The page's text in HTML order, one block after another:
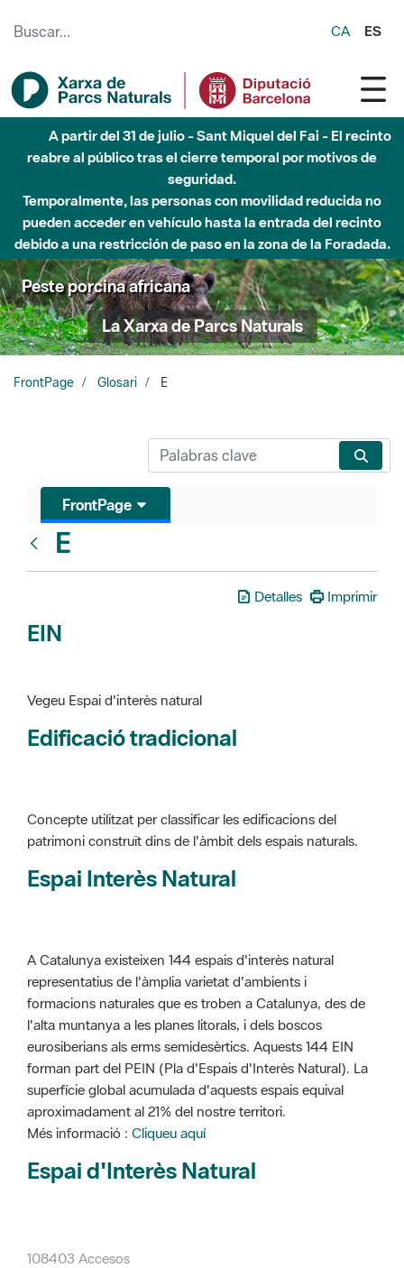
CA ES
A partir del 31 de julio - Sant Miquel del Fai - El recinto
reabre al público tras el cierre temporal por motivos de
seguridad.
Temporalmente, las personas con movilidad reducida no
pueden acceder en vehículo hasta la entrada del recinto
debido a una restricción de paso en la zona de la Foradada.
Peste porcina africana
La Xarxa de Parcs Naturals
FrontPage Glosari E
FrontPage
E
Detalles Imprimir
EIN
Vegeu Espai d'interès natural
Edificació tradicional
Concepte utilitzat per classificar les edificacions del
patrimoni construït dins de l'àmbit dels espais naturals.
Espai Interès Natural
A Catalunya existeixen 144 espais d'interès natural
representatius de l'àmplia varietat d'ambients i
formacions naturales que es troben a Catalunya, des de
l'alta muntanya a les planes litorals, i dels boscos
eurosiberians als erms semidesèrtics. Aquests 144 EIN
forman part del PEIN (Pla d'Espais d'Interès Natural). La
superfície global acumulada d'aquests espais equival
aproximadament al 21% del nostre territori.
Més informació : Cliqueu aquí
Espai d'Interès Natural
108403 Accesos